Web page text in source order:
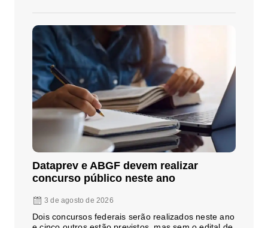
Dataprev e ABGF devem realizar
concurso público neste ano
3 de agosto de 2026
Dois concursos federais serão realizados neste ano